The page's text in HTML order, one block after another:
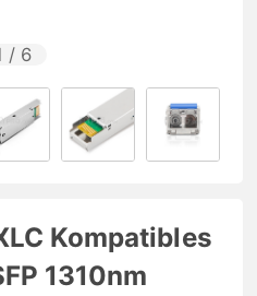
/ 6
Kompatibles
1310nm